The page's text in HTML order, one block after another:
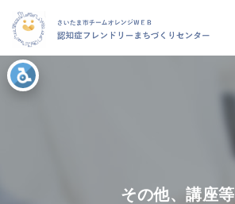
その他、講座等